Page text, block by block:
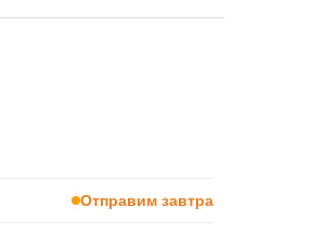
Отправим завтра